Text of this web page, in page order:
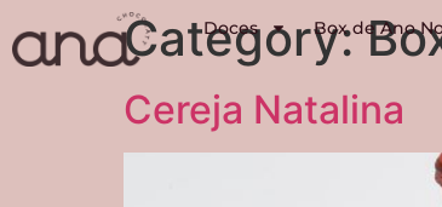
Doces Box de Ano
Category:
Cereja Natalina